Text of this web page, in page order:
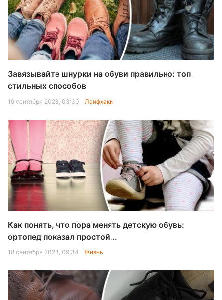
Завязывайте шнурки на обуви правильно: топ
стильных способов
19 сентября 2023, 03:30 Лайфхаки
Как понять, что пора менять детскую обувь:
ортопед показал простой...
18 сентября 2023, 09:34 Жизнь